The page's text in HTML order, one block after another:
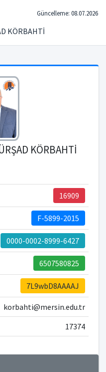
KÖRBAHTİ
Güncelleme: 08.07.2026
KÖRBAHTİ
16909
F-5899-2015
0000-0002-8999-6427
6507580825
7L9wbD8AAAAJ
korbahti@mersin.edu.tr
17374